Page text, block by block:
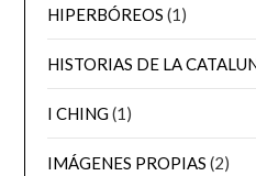
HIPERBÓREOS (1)
HISTORIAS DE LA
I CHING(1)
IMÁGENES PROPIAS (2)